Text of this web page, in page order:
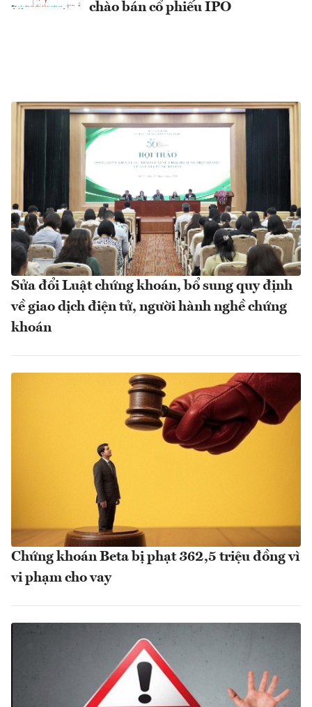
chào bán cổ phiếu IPO
Sửa đổi Luật chứng khoán, bổ sung quy định
về giao dịch điện tử, người hành nghề chứng
khoán
Chứng khoán Beta bị phạt 362,5 triệu đồng vì
vi phạm cho vay